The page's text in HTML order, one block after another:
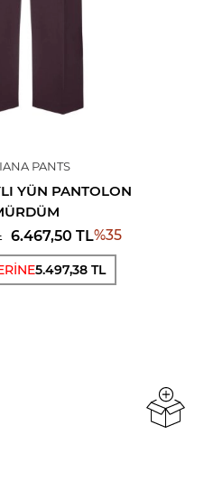
PANTS
YÜN PANTOLON
6.467,50 TL%35
5.497,38 TL